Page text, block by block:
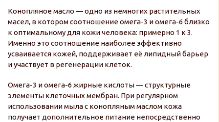
Конопляное масло — одно из немногих растительных
масел, в котором соотношение омега-3 и омега-6 близко
к оптимальному для кожи человека: примерно 1 к 3.
Именно это соотношение наиболее эффективно
усваивается кожей, поддерживает её липидный барьер
и участвует в регенерации клеток.
Омега-3 и омега-6 жирные кислоты — структурные
элементы клеточных мембран. При регулярном
использовании мыла с конопляным маслом кожа
получает дополнительное питание непосредственно